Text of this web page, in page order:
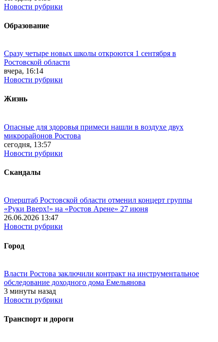
Новости рубрики
Образование
Сразу четыре новых школы откроются 1 сентября в
Ростовской области
вчера, 16:14
Новости рубрики
Жизнь
Опасные для здоровья примеси нашли в воздухе двух
микрорайонов Ростова
сегодня, 13:57
Новости рубрики
Скандалы
Оперштаб Ростовской области отменил концерт группы
«Руки Вверх!» на «Ростов Арене» 27 июня
26.06.2026 13:47
Новости рубрики
Город
Власти Ростова заключили контракт на инструментальное
обследование доходного дома Емельянова
3 минуты назад
Новости рубрики
Транспорт и дороги